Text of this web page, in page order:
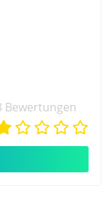
Bewertungen